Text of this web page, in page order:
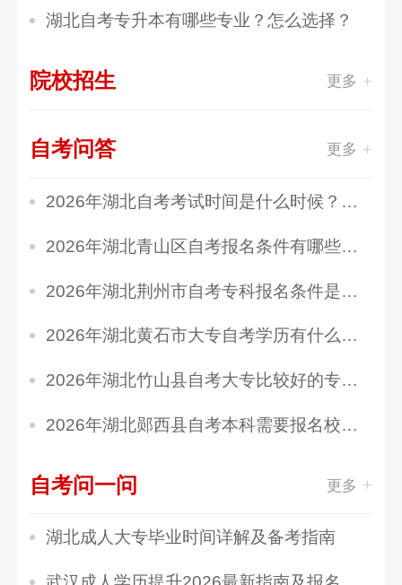
湖北自考专升本有哪些专业？怎么选择？
院校招生 更多
自考问答 更多
2026年湖北自考考试时间是什么时候？如何准备？
2026年湖北青山区自考报名条件有哪些？流程是怎...
2026年湖北荆州市自考专科报名条件是什么？大概...
2026年湖北黄石市大专自考学历有什么用？含金量...
2026年湖北竹山县自考大专比较好的专业有哪些？...
2026年湖北郧西县自考本科需要报名校吗？如何换...
自考问一问 更多
湖北成人大专毕业时间详解及备考指南